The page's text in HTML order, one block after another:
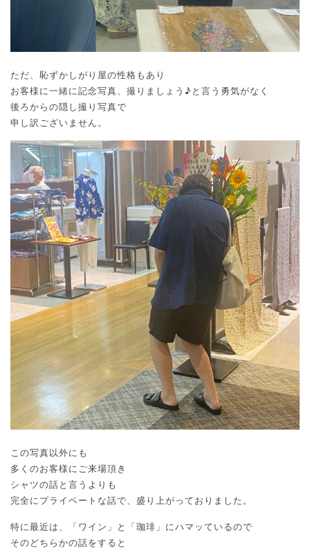
ただ、恥ずかしがり屋の性格もあり
お客様に一緒に記念写真、撮りましょう♪と言う勇気がなく
後ろからの隠し撮り写真で
申し訳ございません。
この写真以外にも
多くのお客様にご来場頂き
シャツの話と言うよりも
完全にプライベートな話で、盛り上がっておりました。
特に最近は、「ワイン」と「珈琲」にハマッているので
そのどちらかの話をすると